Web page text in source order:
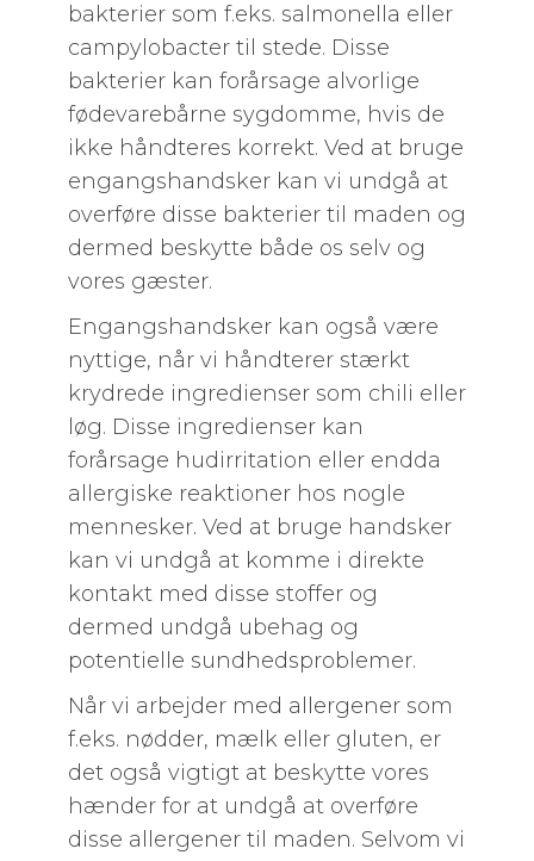
bakterier som f.eks. salmonella eller
campylobacter til stede. Disse
bakterier kan forårsage alvorlige
fødevarebårne sygdomme, hvis de
ikke håndteres korrekt. Ved at bruge
engangshandsker kan vi undgå at
overføre disse bakterier til maden og
dermed beskytte både os selv og
vores gæster.
Engangshandsker kan også være
nyttige, når vi håndterer stærkt
krydrede ingredienser som chili eller
løg. Disse ingredienser kan
forårsage hudirritation eller endda
allergiske reaktioner hos nogle
mennesker. Ved at bruge handsker
kan vi undgå at komme i direkte
kontakt med disse stoffer og
dermed undgå ubehag og
potentielle sundhedsproblemer.
Når vi arbejder med allergener som
f.eks. nødder, mælk eller gluten, er
det også vigtigt at beskytte vores
hænder for at undgå at overføre
disse allergener til maden. Selvom vi